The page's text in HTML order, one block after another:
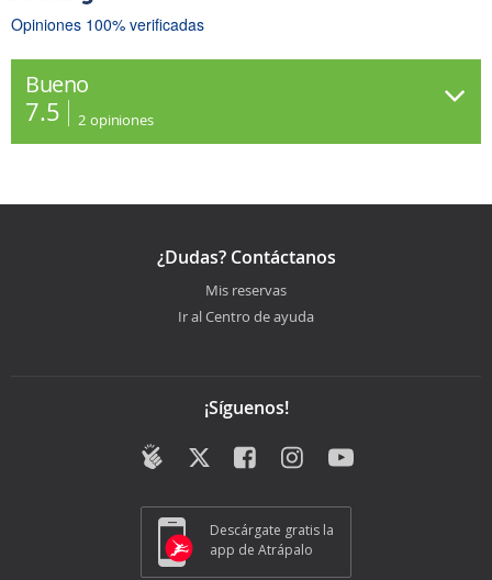
Opiniones 100% verificadas
Bueno
7.5 2 opiniones
¿Dudas? Contáctanos
Mis reservas
Ir al Centro de ayuda
¡Síguenos!
Descárgate gratis la
app de Atrápalo